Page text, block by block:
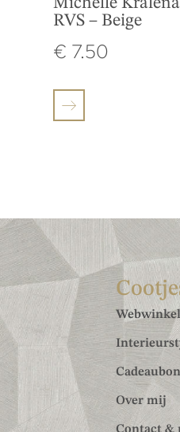
RVS – Beige
€ 7.50
Webwinkel
Cadeaubon
Over mij